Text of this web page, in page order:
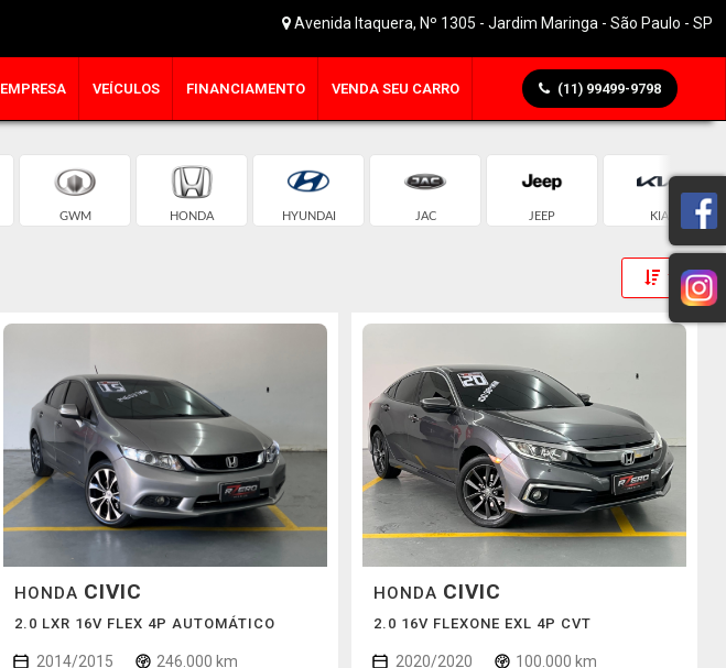
Avenida Itaquera, Nº 1305 - Jardim Maringa - São Paulo - SP
EMPRESA VEÍCULOS FINANCIAMENTO VENDA SEU CARRO (11) 99499-9798
GWM HONDA HYUNDAI JAC JEEP KIA
Toggle
HONDA CIVIC
2.0 LXR 16V FLEX 4P AUTOMÁTICO
2014/2015 246.000 km
HONDA CIVIC
2.0 16V FLEXONE EXL 4P CVT
2020/2020 100.000 km